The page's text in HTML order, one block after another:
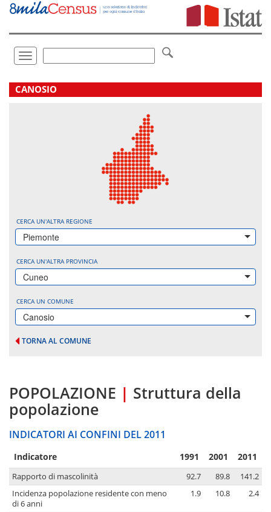
Vai
direttamente
Toggle
navigation
.
CANOSIO
CERCA UN'ALTRA REGIONE
Piemonte
CERCA UN'ALTRA PROVINCIA
Cuneo
CERCA UN COMUNE
Canosio
TORNA AL COMUNE
POPOLAZIONE | Struttura della
popolazione
INDICATORI AI CONFINI DEL 2011
Indicatore 1991 2001 2011
Rapporto di mascolinità 92.7 89.8
141.2
Incidenza popolazione residente con meno
di 6 anni
1.9 10.8 2.4